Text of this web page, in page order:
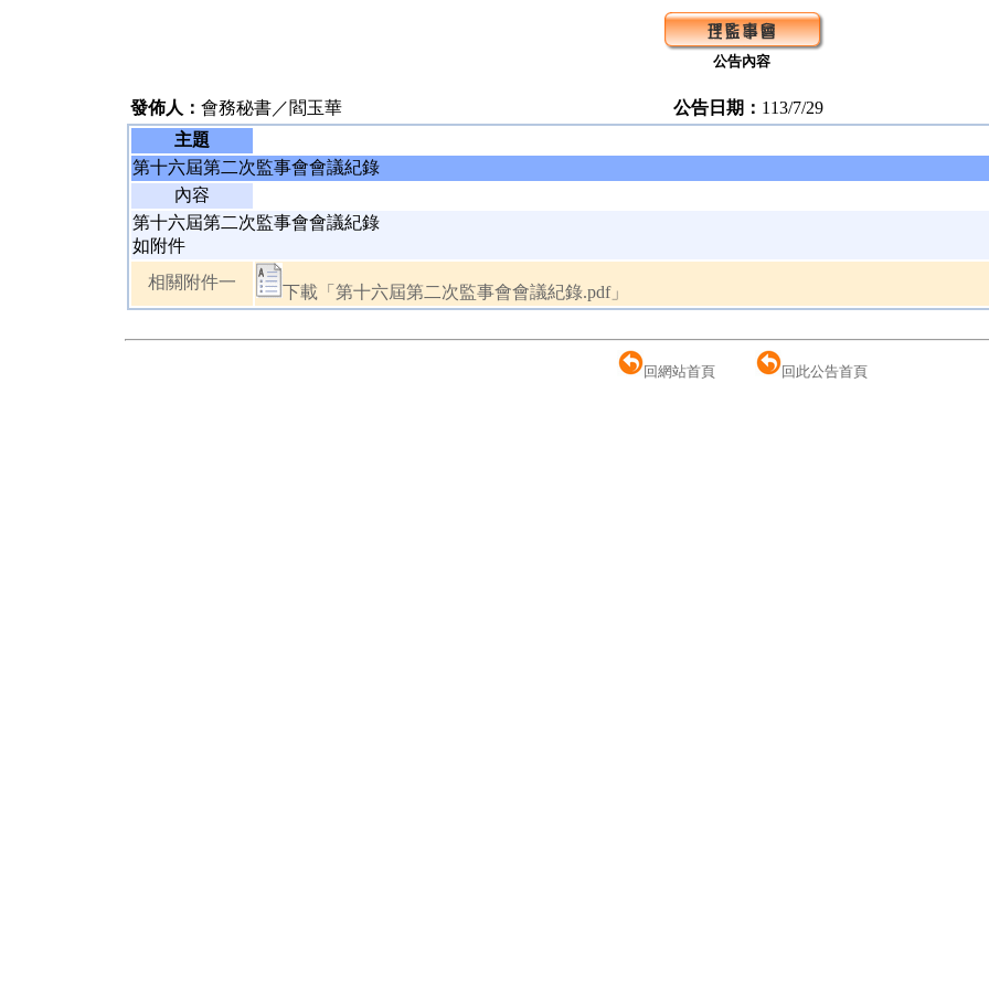
公告內容
發佈人： 會務秘書／閻玉華 公告日期： 113/7/29
主題
第十六屆第二次監事會會議紀錄
內容
第十六屆第二次監事會會議紀錄
如附件
相關附件一
下載「第十六屆第二次監事會會議紀錄.pdf」
回網站首頁 回此公告首頁